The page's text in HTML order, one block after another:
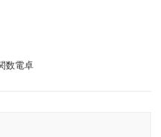
数電卓